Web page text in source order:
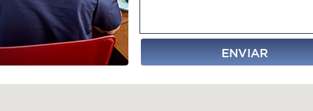
ENVIAR